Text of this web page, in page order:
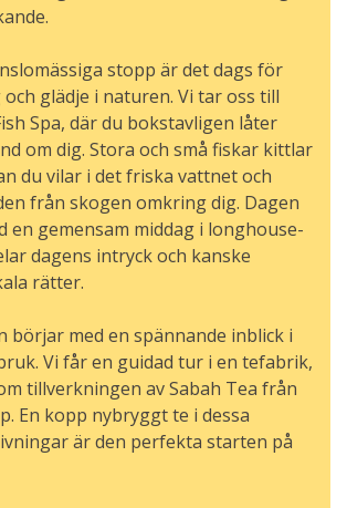
stopp är det dags för
glädje i naturen. Vi tar oss till
Spa, där du bokstavligen låter
om dig. Stora och små fiskar kittlar
du vilar i det friska vattnet och
från skogen omkring dig. Dagen
en gemensam middag i longhouse-
dagens intryck och kanske
rätter.
börjar med en spännande inblick i
Vi får en guidad tur i en tefabrik,
tillverkningen av Sabah Tea från
En kopp nybryggt te i dessa
är den perfekta starten på